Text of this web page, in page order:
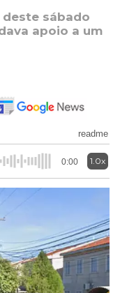
sábado
apoio a um
readme
0:00 1.0x